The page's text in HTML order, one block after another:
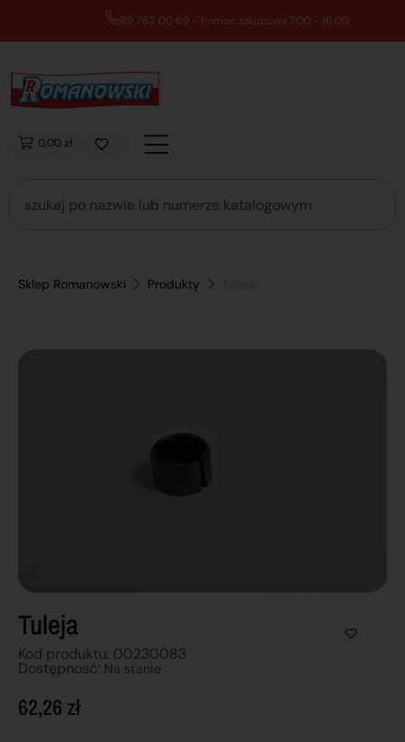
89 762 00 69 - Pomoc zakupowa 7:00 - 16:00
0,00 zł
Sklep Romanowski Produkty
Tuleja
Kod produktu: 00230083
Dostępnosć: Na stanie
62,26 zł